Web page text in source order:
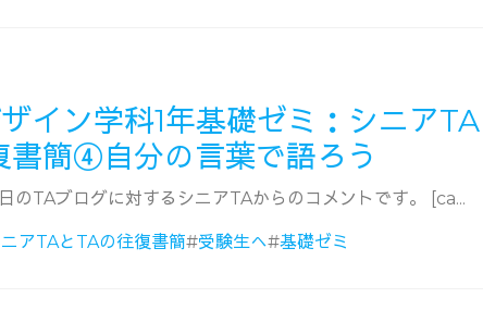
イン学科1年基礎ゼミ：シニアTA
書簡④自分の言葉で語ろう
のTAブログに対するシニアTAからのコメントです。 [ca...
アTAとTAの往復書簡#受験生へ#基礎ゼミ